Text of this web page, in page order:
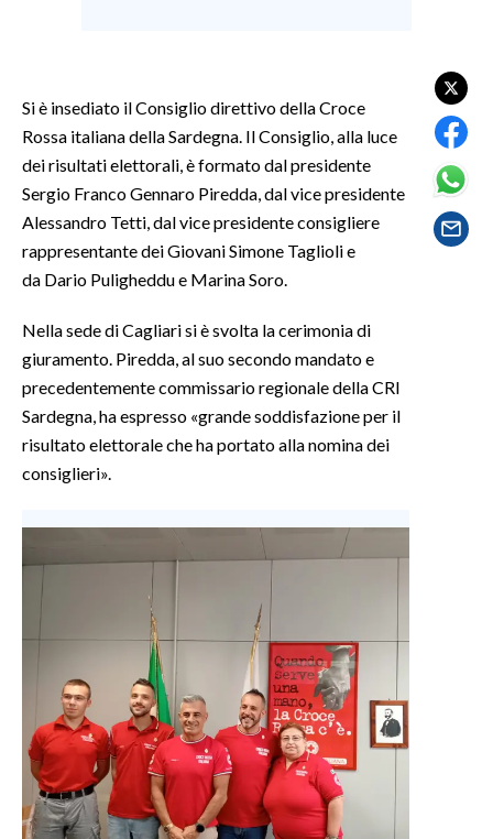
SARDEGNA TURISMO
SARDI NEL MONDO
NOTIZIE
EVENTI
#CARAUNIONE
3 MINUTI CON
INSULARITÀ
INFO AZIENDE
ABBONATI
STORE
Si è insediato il Consiglio direttivo della Croce
Rossa italiana della Sardegna. Il Consiglio, alla luce
dei risultati elettorali, è formato dal presidente
Sergio Franco Gennaro Piredda, dal vice presidente
Alessandro Tetti, dal vice presidente consigliere
rappresentante dei Giovani Simone Taglioli e
da Dario Puligheddu e Marina Soro.
Nella sede di Cagliari si è svolta la cerimonia di
giuramento. Piredda, al suo secondo mandato e
precedentemente commissario regionale della CRI
Sardegna, ha espresso «grande soddisfazione per il
risultato elettorale che ha portato alla nomina dei
consiglieri».